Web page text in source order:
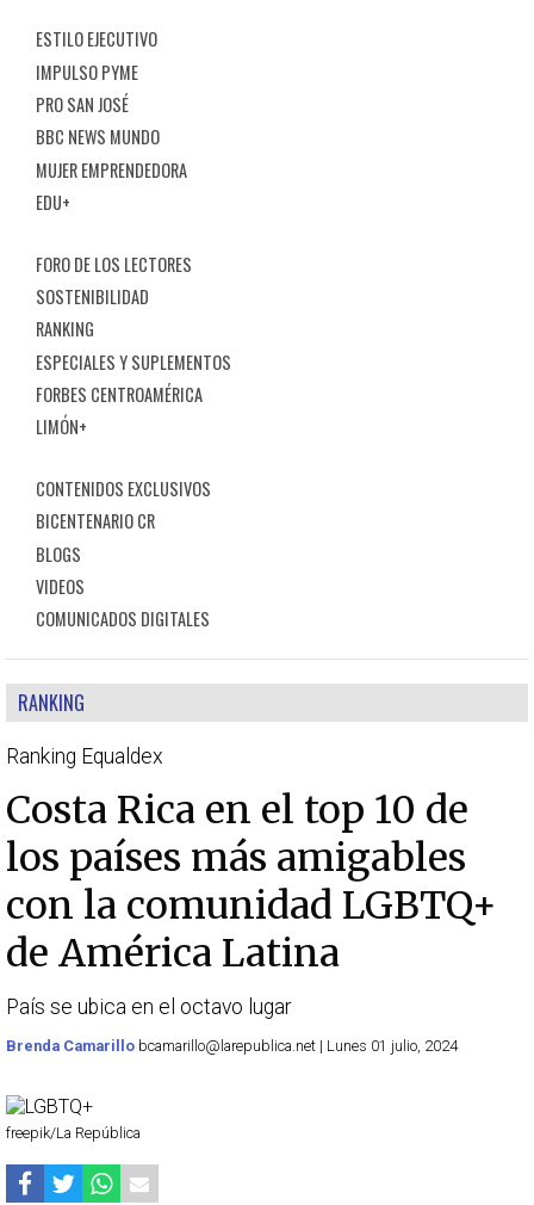
ESTILO EJECUTIVO
IMPULSO PYME
PRO SAN JOSÉ
BBC NEWS MUNDO
MUJER EMPRENDEDORA
EDU+
FORO DE LOS LECTORES
SOSTENIBILIDAD
RANKING
ESPECIALES Y SUPLEMENTOS
FORBES CENTROAMÉRICA
LIMÓN+
CONTENIDOS EXCLUSIVOS
BICENTENARIO CR
BLOGS
VIDEOS
COMUNICADOS DIGITALES
RANKING
Ranking Equaldex
Costa Rica en el top 10 de
los países más amigables
con la comunidad LGBTQ+
de América Latina
País se ubica en el octavo lugar
Brenda Camarillo bcamarillo@larepublica.net | Lunes 01 julio, 2024
freepik/La República